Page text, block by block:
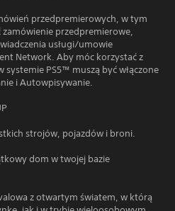
przedpremierowych, w tym
przedpremierowe,
usługi/umowie
Network. Aby móc korzystać z
PS5™ muszą być włączone
i Autowpisywanie.
strojów, pojazdów i broni.
dom w twojej bazie
z otwartym światem, w którą